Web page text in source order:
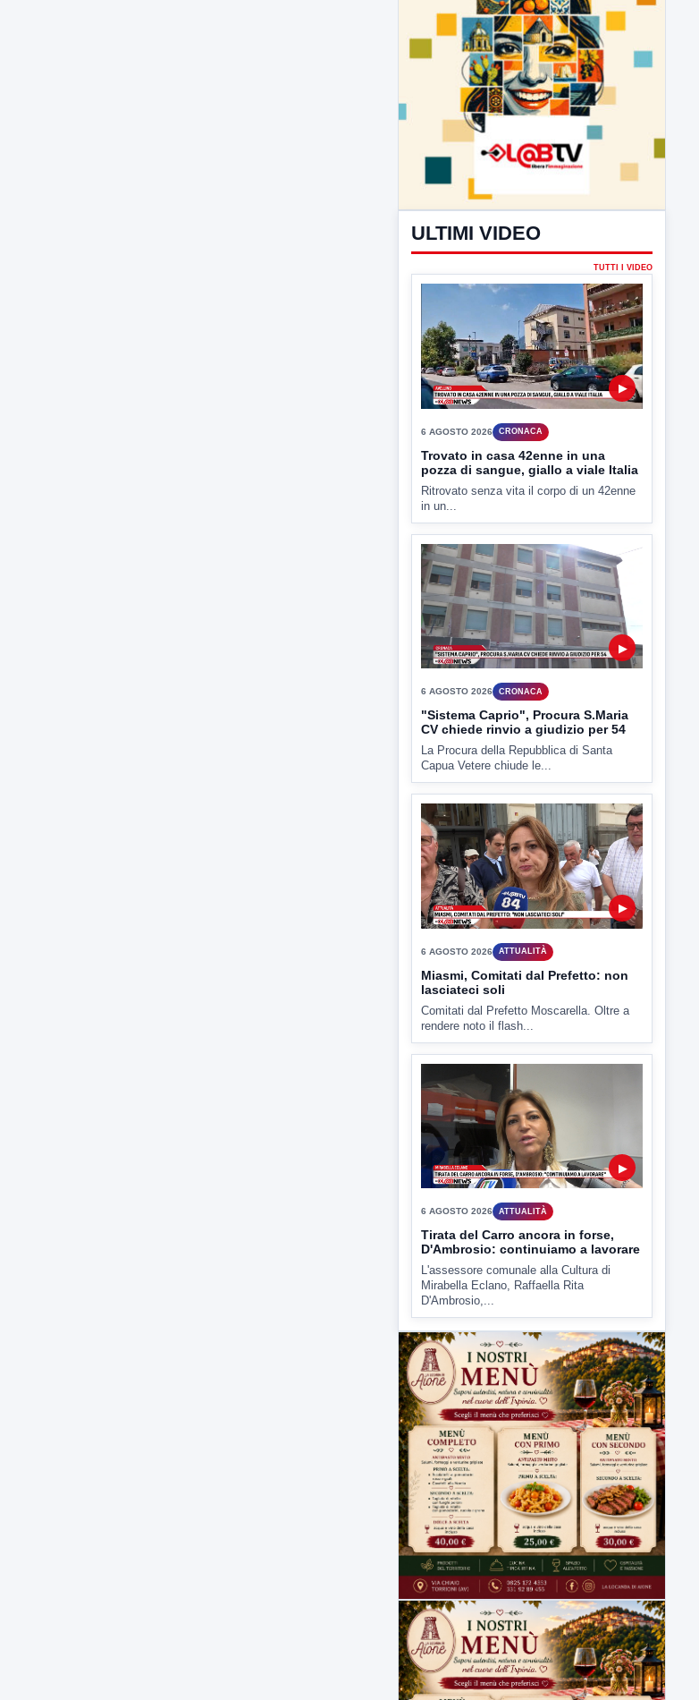
ULTIMI VIDEO
TUTTI I VIDEO
Trovato in casa 42enne in una
pozza di sangue, giallo a viale Italia
Ritrovato senza vita il corpo di un 42enne
in un...
▶
CRONACA
"Sistema Caprio", Procura S.Maria
CV chiede rinvio a giudizio per 54
La Procura della Repubblica di Santa
Capua Vetere chiude le...
▶
Miasmi, Comitati dal Prefetto: non
lasciateci soli
rendere noto il flash...
Tirata del Carro ancora in forse,
D'Ambrosio: continuiamo a lavorare
L'assessore comunale alla Cultura di
Mirabella Eclano, Raffaella Rita
D'Ambrosio,...